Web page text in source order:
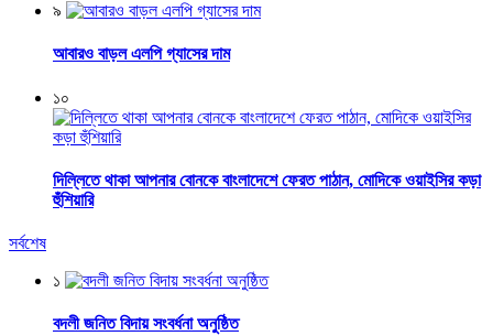
৯
আবারও বাড়ল এলপি গ্যাসের দাম
১০
দিল্লিতে থাকা আপনার বোনকে বাংলাদেশে ফেরত পাঠান, মোদিকে ওয়াইসির কড়া
হুঁশিয়ারি
সর্বশেষ
১
বদলী জনিত বিদায় সংবর্ধনা অনুষ্ঠিত